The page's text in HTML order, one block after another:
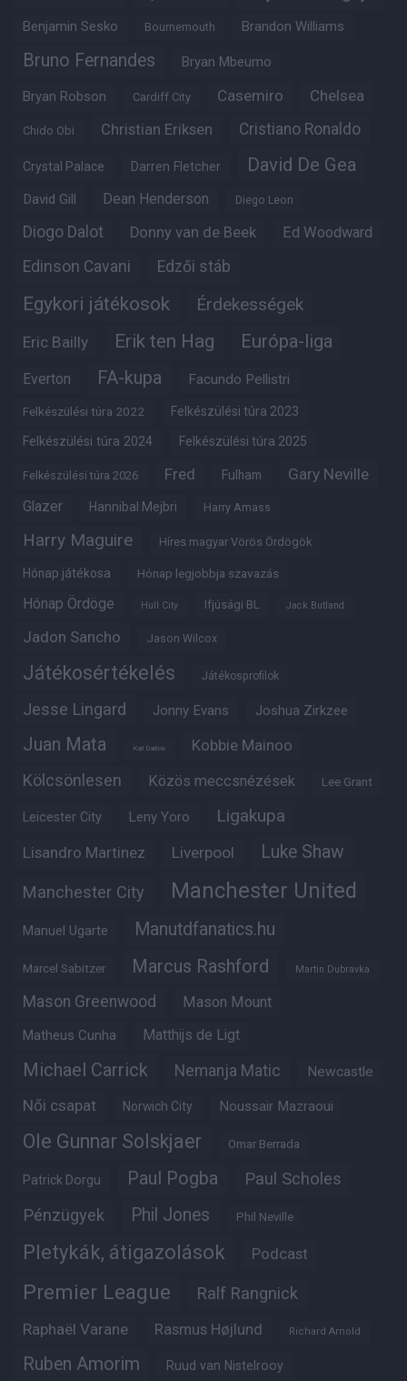
Benjamin Sesko Bournemouth Brandon Williams
Bruno Fernandes Bryan Mbeumo
Bryan Robson Cardiff City Casemiro Chelsea
Chido Obi Christian Eriksen Cristiano Ronaldo
Crystal Palace Darren Fletcher David De Gea
David Gill Dean Henderson Diego Leon
Diogo Dalot Donny van de Beek Ed Woodward
Edinson Cavani Edzői stáb
Egykori játékosok Érdekességek
Eric Bailly Erik ten Hag Európa-liga
Everton FA-kupa Facundo Pellistri
Felkészülési túra 2022 Felkészülési túra 2023
Felkészülési túra 2024 Felkészülési túra 2025
Felkészülési túra 2026 Fred Fulham Gary Neville
Glazer Hannibal Mejbri Harry Amass
Harry Maguire Híres magyar Vörös Ördögök
Hónap játékosa Hónap legjobbja szavazás
Hónap Ördöge Hull City Ifjúsági BL Jack Butland
Jadon Sancho Jason Wilcox
Játékosértékelés Játékosprofilok
Jesse Lingard Jonny Evans Joshua Zirkzee
Juan Mata Karl Darlow Kobbie Mainoo
Kölcsönlesen Közös meccsnézések Lee Grant
Leicester City Leny Yoro Ligakupa
Lisandro Martinez Liverpool Luke Shaw
Manchester City Manchester United
Manuel Ugarte Manutdfanatics.hu
Marcel Sabitzer Marcus Rashford Martin Dubravka
Mason Greenwood Mason Mount
Matheus Cunha Matthijs de Ligt
Michael Carrick Nemanja Matic Newcastle
Női csapat Norwich City Noussair Mazraoui
Ole Gunnar Solskjaer Omar Berrada
Patrick Dorgu Paul Pogba Paul Scholes
Pénzügyek Phil Jones Phil Neville
Pletykák, átigazolások Podcast
Premier League Ralf Rangnick
Raphaël Varane Rasmus Højlund Richard Arnold
Ruben Amorim Ruud van Nistelrooy